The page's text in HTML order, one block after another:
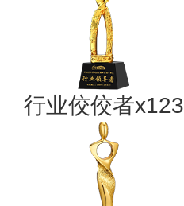
行业佼佼者x123